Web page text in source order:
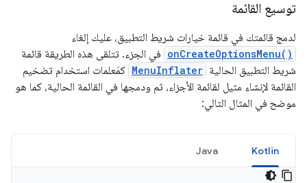
توسيع القائمة
لدمج قائمتك في قائمة خيارات شريط التطبيق، عليك إلغاء
onCreateOptionsMenu() في الجزء. تتلقى هذه الطريقة قائمة
شريط التطبيق الحالية MenuInflater كمَعلمات استخدام تضخيم
القائمة لإنشاء مثيل لقائمة الأجزاء، ثم ودمجها في القائمة الحالية، كما هو
موضح في المثال التالي:
Kotlin
Java